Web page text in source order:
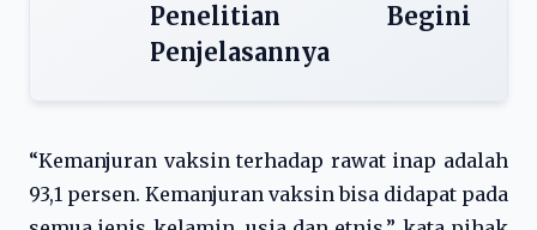
Penelitian Begini
Penjelasannya
“Kemanjuran vaksin terhadap rawat inap adalah
93,1 persen. Kemanjuran vaksin bisa didapat pada